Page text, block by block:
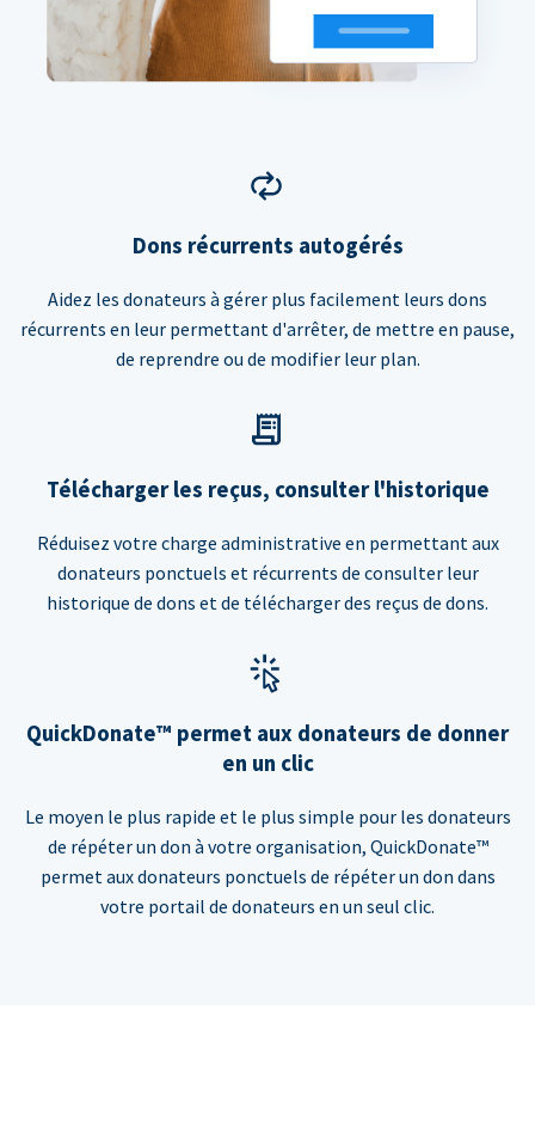
Dons récurrents autogérés
Aidez les donateurs à gérer plus facilement leurs dons
récurrents en leur permettant d'arrêter, de mettre en pause,
de reprendre ou de modifier leur plan.
Télécharger les reçus, consulter l'historique
Réduisez votre charge administrative en permettant aux
donateurs ponctuels et récurrents de consulter leur
historique de dons et de télécharger des reçus de dons.
QuickDonate™ permet aux donateurs de donner
en un clic
Le moyen le plus rapide et le plus simple pour les donateurs
de répéter un don à votre organisation, QuickDonate™
permet aux donateurs ponctuels de répéter un don dans
votre portail de donateurs en un seul clic.